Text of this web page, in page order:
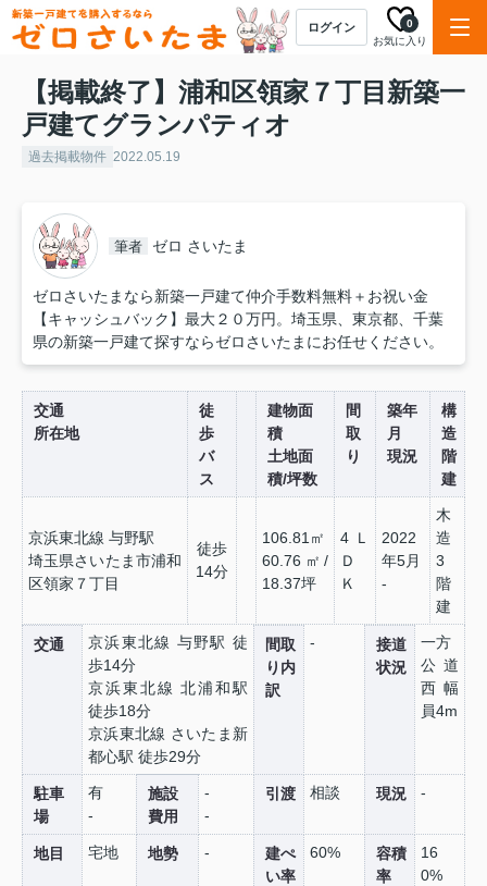
ログイン
お気に入り
0
【掲載終了】浦和区領家７丁目新築一
戸建てグランパティオ
過去掲載物件 2022.05.19
筆者 ゼロ さいたま
ゼロさいたまなら新築一戸建て仲介手数料無料＋お祝い金
【キャッシュバック】最大２０万円。埼玉県、東京都、千葉
県の新築一戸建て探すならゼロさいたまにお任せください。
交通
所在地
徒
歩
バ
ス
建物面
積
土地面
積/坪数
間
取
り
築年
月
現況
構
造
階
建
京浜東北線 与野駅
埼玉県さいたま市浦和
区領家７丁目
徒歩
14分
106.81㎡
60.76㎡/
18.37坪
4Ｌ
Ｄ
Ｋ
2022
年5月
-
木
造
3
階
建
交通
京浜東北線 与野駅 徒
歩14分
京浜東北線 北浦和駅
徒歩18分
京浜東北線 さいたま新
都心駅 徒歩29分
間取
り内
訳
-
接道
状況
一方
公道
西 幅
員4m
駐車
場
有
-
施設
費用
-
-
引渡 相談 現況 -
地目 宅地 地勢 -
建ぺ
い率
60%
容積
率
16
0%